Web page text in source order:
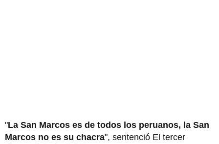
"La San Marcos es de todos los peruanos, la San
Marcos no es su chacra", sentenció El tercer